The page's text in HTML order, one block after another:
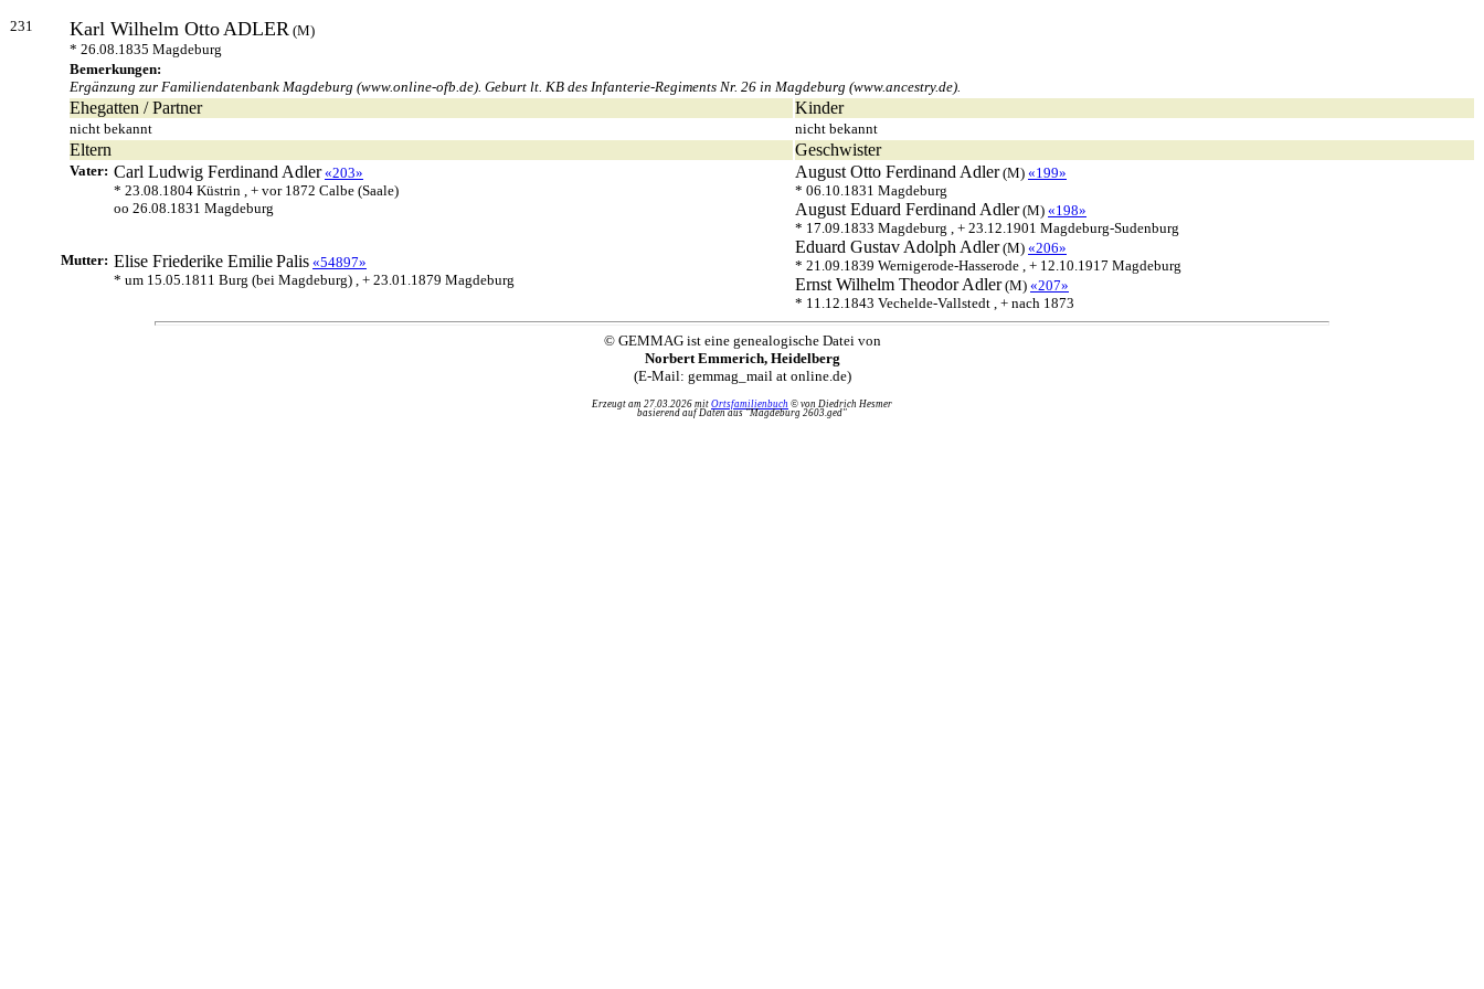
231 Karl Wilhelm OttoADLER (M)
* 26.08.1835 Magdeburg
Bemerkungen:
Ergänzung zur Familiendatenbank Magdeburg (www.online-ofb.de). Geburt lt. KB des Infanterie-Regiments Nr. 26 in Magdeburg (www.ancestry.de).
Ehegatten / Partner Kinder
nicht bekannt nicht bekannt
Eltern Geschwister
Vater: Carl Ludwig Ferdinand Adler «203»
* 23.08.1804 Küstrin , + vor 1872 Calbe (Saale)
oo 26.08.1831 Magdeburg
August Otto Ferdinand Adler(M) «199»
* 06.10.1831 Magdeburg
August Eduard Ferdinand Adler(M) «198»
* 17.09.1833 Magdeburg , + 23.12.1901 Magdeburg-Sudenburg
Eduard Gustav Adolph Adler(M) «206»
* 21.09.1839 Wernigerode-Hasserode , + 12.10.1917 Magdeburg
Ernst Wilhelm Theodor Adler(M) «207»
* 11.12.1843 Vechelde-Vallstedt , + nach 1873
Mutter: Elise Friederike EmiliePalis «54897»
* um 15.05.1811 Burg (bei Magdeburg) , + 23.01.1879 Magdeburg
© GEMMAG ist eine genealogische Datei von
Norbert Emmerich, Heidelberg
(E-Mail: gemmag_mail at online.de)
Erzeugt am 27.03.2026 mit Ortsfamilienbuch © von Diedrich Hesmer
basierend auf Daten aus "Magdeburg 2603.ged"